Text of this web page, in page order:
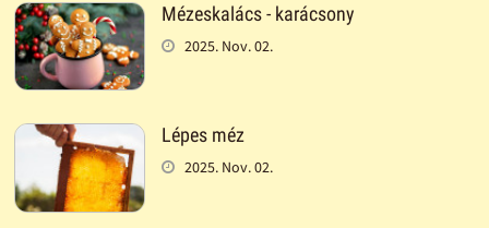
Mézeskalács - karácsony
2025. Nov. 02.
Lépes méz
2025. Nov. 02.